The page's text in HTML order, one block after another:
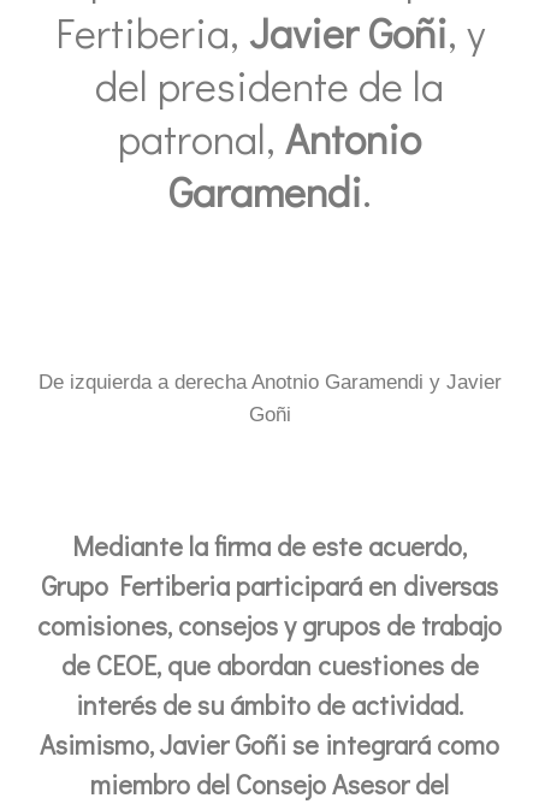
Fertiberia, Javier Goñi, y
del presidente de la
patronal, Antonio
Garamendi.
De izquierda a derecha Anotnio Garamendi y Javier
Goñi
Mediante la firma de este acuerdo,
Grupo Fertiberia participará en diversas
comisiones, consejos y grupos de trabajo
de CEOE, que abordan cuestiones de
interés de su ámbito de actividad.
Asimismo, Javier Goñi se integrará como
miembro del Consejo Asesor del